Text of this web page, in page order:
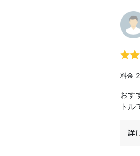
料金
おす
トル
詳